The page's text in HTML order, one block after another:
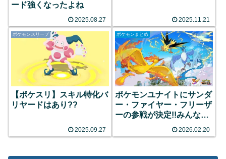
ード強くなったよね
2025.08.27 2025.11.21
ポケモンスリープ
【ポケスリ】スキル特化バ
リヤードはあり??
2025.09.27
ポケモンまとめ
ポケモンユナイトにサンダ
ー・ファイヤー・フリーザ
ーの参戦が決定!!みんなの
2026.02.20